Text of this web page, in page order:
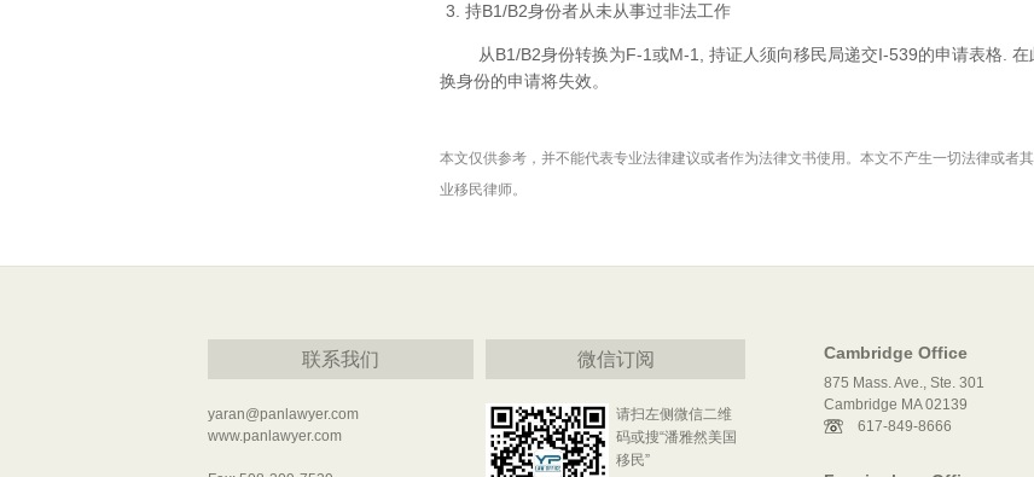
持B1/B2身份者从未从事过非法工作
从B1/B2身份转换为F-1或M-1, 持证人须向移民局递交I-539的申请表格. 在
换身份的申请将失效。
本文仅供参考，并不能代表专业法律建议或者作为法律文书使用。本文不产生一切法律或者
业移民律师。
联系我们
yaran@panlawyer.com
www.panlawyer.com
微信订阅
请扫左侧微信二维
码或搜“潘雅然美国
移民”
Cambridge Office
875 Mass. Ave., Ste. 301
Cambridge MA 02139
617-849-8666